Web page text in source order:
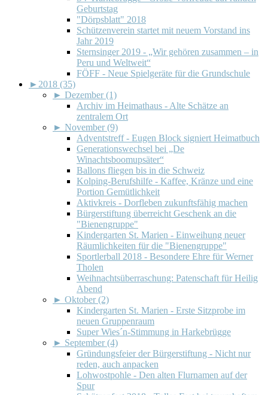
Geburtstag
"Dörpsblatt" 2018
Schützenverein startet mit neuem Vorstand ins
Jahr 2019
Sternsinger 2019 - „Wir gehören zusammen – in
Peru und Weltweit“
FÖFF - Neue Spielgeräte für die Grundschule
► 2018 (35)
► Dezember (1)
Archiv im Heimathaus - Alte Schätze an
zentralem Ort
► November (9)
Adventstreff - Eugen Block signiert Heimatbuch
Generationswechsel bei „De
Winachtsboomupsäter“
Ballons fliegen bis in die Schweiz
Kolping-Berufshilfe - Kaffee, Kränze und eine
Portion Gemütlichkeit
Aktivkreis - Dorfleben zukunftsfähig machen
Bürgerstiftung überreicht Geschenk an die
"Bienengruppe"
Kindergarten St. Marien - Einweihung neuer
Räumlichkeiten für die "Bienengruppe"
Sportlerball 2018 - Besondere Ehre für Werner
Tholen
Weihnachtsüberraschung: Patenschaft für Heilig
Abend
► Oktober (2)
Kindergarten St. Marien - Erste Sitzprobe im
neuen Gruppenraum
Super Wies´n-Stimmung in Harkebrügge
► September (4)
Gründungsfeier der Bürgerstiftung - Nicht nur
reden, auch anpacken
Lohwostpohle - Den alten Flurnamen auf der
Spur